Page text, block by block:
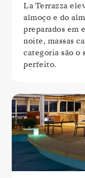
La Terrazza
almoço e do
preparados em
noite, massas
categoria são o
perfeito.